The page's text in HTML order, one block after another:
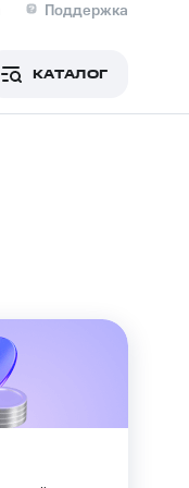
Поддержка
КАТАЛОГ